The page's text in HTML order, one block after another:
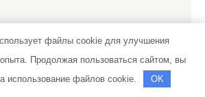
файлы cookie для улучшения
опыта. Продолжая пользоваться сайтом, вы
использование файлов cookie.
OK